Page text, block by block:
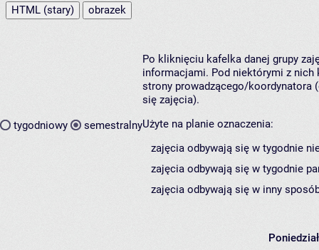
HTML (stary)
obrazek
tygodniowy semestralny
Po kliknięciu kafelka danej grupy
informacjami. Pod niektórymi z nich
strony prowadzącego/koordynatora
się zajęcia).
Użyte na planie oznaczenia:
zajęcia odbywają się w tygodnie
zajęcia odbywają się w tygodnie
zajęcia odbywają się w inny